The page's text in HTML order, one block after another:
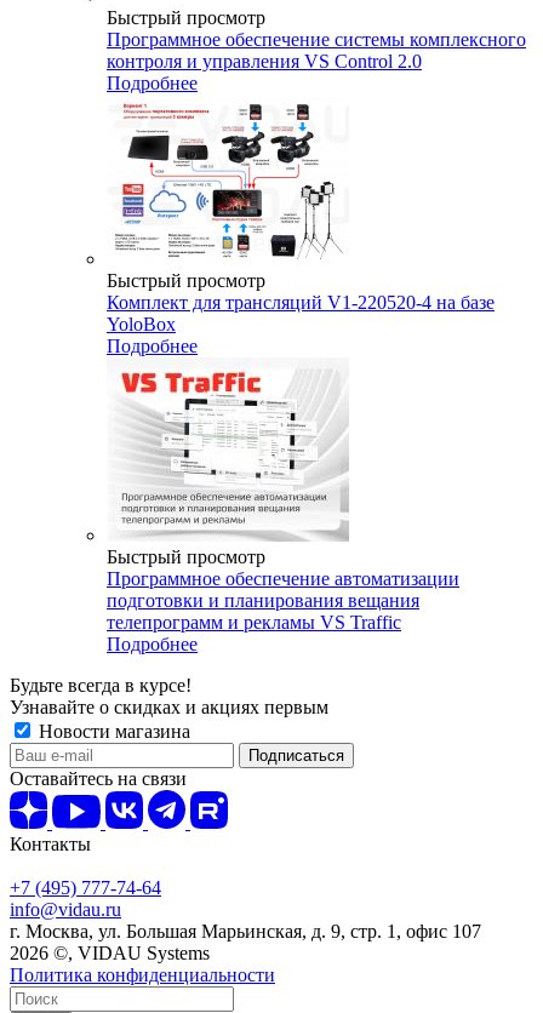
Быстрый просмотр
Программное обеспечение системы комплексного
контроля и управления VS Control 2.0
Подробнее
Быстрый просмотр
Комплект для трансляций V1-220520-4 на базе
YoloBox
Подробнее
Быстрый просмотр
Программное обеспечение автоматизации
подготовки и планирования вещания
телепрограмм и рекламы VS Traffic
Подробнее
Будьте всегда в курсе!
Узнавайте о скидках и акциях первым
Новости магазина
Оставайтесь на связи
Контакты
+7 (495) 777-74-64
info@vidau.ru
г. Москва, ул. Большая Марьинская, д. 9, стр. 1, офис 107
2026 ©, VIDAU Systems
Политика конфиденциальности